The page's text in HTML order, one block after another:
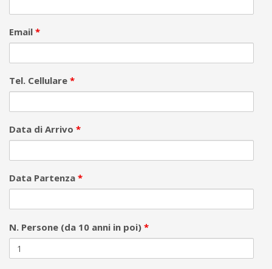
Email *
Tel. Cellulare *
Data di Arrivo *
Data Partenza *
N. Persone (da 10 anni in poi) *